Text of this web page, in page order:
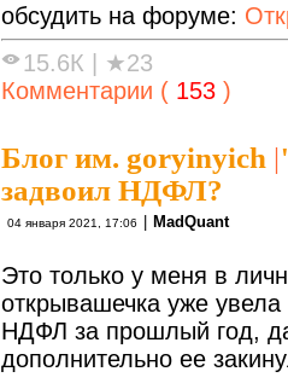
обсудить на форуме:
15.6К
★23
Комментарии ( 153 )
Блог им. goryinyich |
задвоил НДФЛ?
04 января 2021, 17:06 MadQuant
Это только у меня в
открывашечка уже
НДФЛ за прошлый год,
дополнительно ее